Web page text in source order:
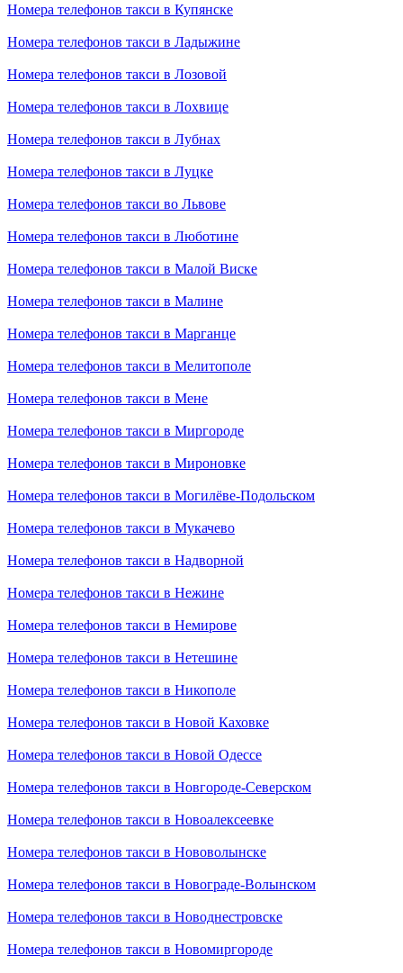
Номера телефонов такси в Купянске
Номера телефонов такси в Ладыжине
Номера телефонов такси в Лозовой
Номера телефонов такси в Лохвице
Номера телефонов такси в Лубнах
Номера телефонов такси в Луцке
Номера телефонов такси во Львове
Номера телефонов такси в Люботине
Номера телефонов такси в Малой Виске
Номера телефонов такси в Малине
Номера телефонов такси в Марганце
Номера телефонов такси в Мелитополе
Номера телефонов такси в Мене
Номера телефонов такси в Миргороде
Номера телефонов такси в Мироновке
Номера телефонов такси в Могилёве-Подольском
Номера телефонов такси в Мукачево
Номера телефонов такси в Надворной
Номера телефонов такси в Нежине
Номера телефонов такси в Немирове
Номера телефонов такси в Нетешине
Номера телефонов такси в Никополе
Номера телефонов такси в Новой Каховке
Номера телефонов такси в Новой Одессе
Номера телефонов такси в Новгороде-Северском
Номера телефонов такси в Новоалексеевке
Номера телефонов такси в Нововолынске
Номера телефонов такси в Новограде-Волынском
Номера телефонов такси в Новоднестровске
Номера телефонов такси в Новомиргороде